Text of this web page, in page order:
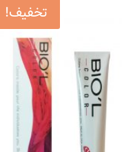
تخفیف!